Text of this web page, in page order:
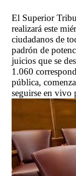
El Superior
realizará este
ciudadanos de
padrón de
juicios que se
1.060
pública,
seguirse en vivo